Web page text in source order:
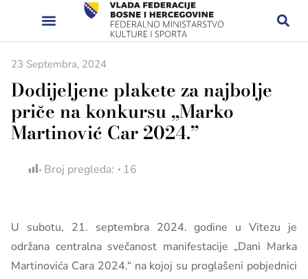
23 Septembra, 2024
Dodijeljene plakete za najbolje
priče na konkursu „Marko
Martinović Car 2024.”
Broj pregleda: 16
U subotu, 21. septembra 2024. godine u Vitezu je
održana centralna svečanost manifestacije „Dani Marka
Martinovića Cara 2024.“ na kojoj su proglašeni pobjednici